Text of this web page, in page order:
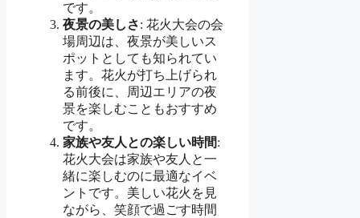
です。
夜景の美しさ: 花火大会の会
場周辺は、夜景が美しいス
ポットとしても知られてい
ます。花火が打ち上げられ
る前後に、周辺エリアの夜
景を楽しむこともおすすめ
です。
家族や友人との楽しい時間:
花火大会は家族や友人と一
緒に楽しむのに最適なイベ
ントです。美しい花火を見
ながら、笑顔で過ごす時間